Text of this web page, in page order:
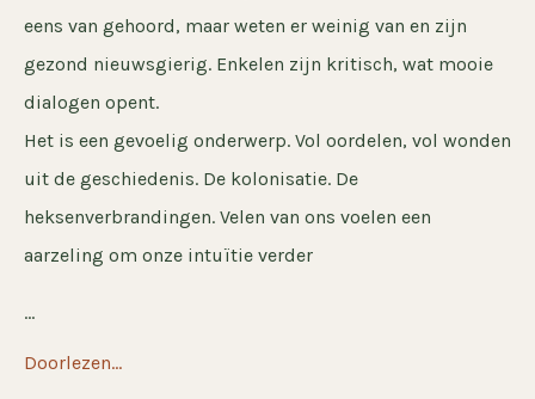
eens van gehoord, maar weten er weinig van en zijn
gezond nieuwsgierig. Enkelen zijn kritisch, wat mooie
dialogen opent.
Het is een gevoelig onderwerp. Vol oordelen, vol wonden
uit de geschiedenis. De kolonisatie. De
heksenverbrandingen. Velen van ons voelen een
aarzeling om onze intuïtie verder
...
Doorlezen...